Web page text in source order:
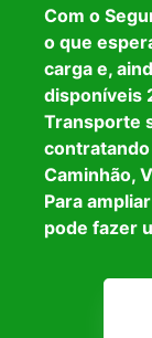
Com o
o que
carga e,
disponíveis
Transporte
Caminhão,
Para
pode fazer